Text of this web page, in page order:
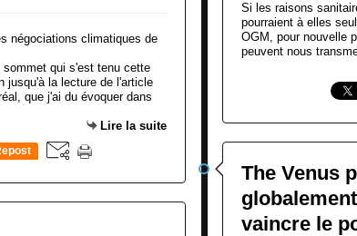
qui s'est tenu cette
jusqu'à la lecture de l'article
que j'ai du évoquer dans
Lire la suite
Si les raisons
pourraient à elles
OGM, pour nouvelle
peuvent nous
The Venus
vaincre le